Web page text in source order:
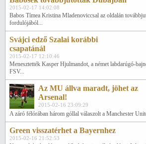
2015-02-17 14:02:08
Babos Tímea Kristina Mladenoviccsal az oldalán
fordulójából...
Svájci edző Szalai korábbi
csapatánál
2015-02-17 12:10:46
Menesztették Kasper Hjulmandot, a német labdarúgó-
FSV...
Az MU állva maradt, jöhet az
Arsenal!
2015-02-16 23:09:29
A záró félórában három góllal válaszolt a Manchester
Green visszatérhet a Bayernhez
2015-02-16 21:52:53